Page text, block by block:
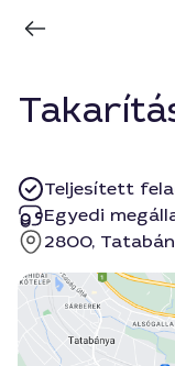
Teljesített
Egyedi
2800,